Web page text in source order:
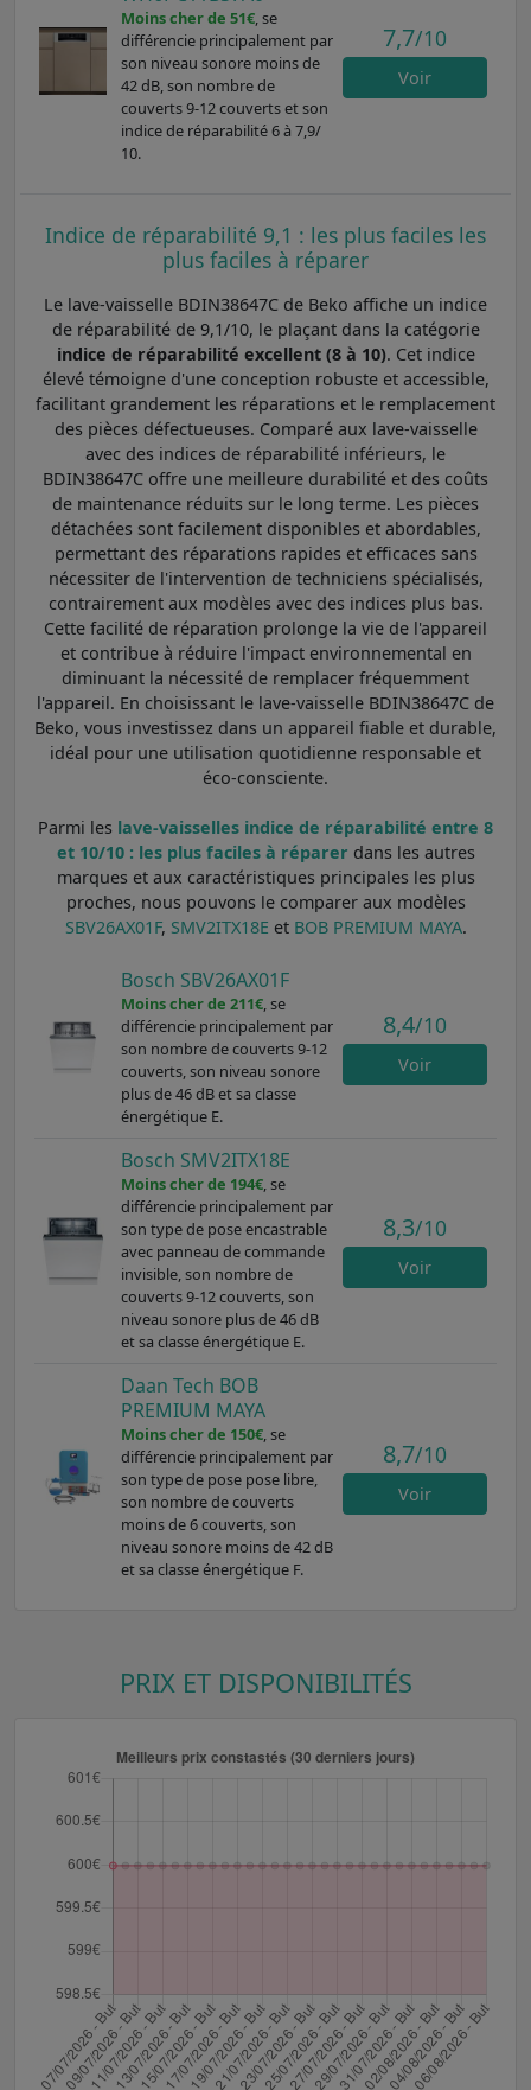
Moins cher de 51€, se
différencie principalement par
son niveau sonore moins de
42 dB, son nombre de
couverts 9-12 couverts et son
indice de réparabilité 6 à 7,9/
10.
7,7/10
Voir
Indice de réparabilité 9,1 : les plus faciles les
plus faciles à réparer
Le lave-vaisselle BDIN38647C de Beko affiche un indice
de réparabilité de 9,1/10, le plaçant dans la catégorie
indice de réparabilité excellent (8 à 10). Cet indice
élevé témoigne d'une conception robuste et accessible,
facilitant grandement les réparations et le remplacement
des pièces défectueuses. Comparé aux lave-vaisselle
avec des indices de réparabilité inférieurs, le
BDIN38647C offre une meilleure durabilité et des coûts
de maintenance réduits sur le long terme. Les pièces
détachées sont facilement disponibles et abordables,
permettant des réparations rapides et efficaces sans
nécessiter de l'intervention de techniciens spécialisés,
contrairement aux modèles avec des indices plus bas.
Cette facilité de réparation prolonge la vie de l'appareil
et contribue à réduire l'impact environnemental en
diminuant la nécessité de remplacer fréquemment
l'appareil. En choisissant le lave-vaisselle BDIN38647C de
Beko, vous investissez dans un appareil fiable et durable,
idéal pour une utilisation quotidienne responsable et
éco-consciente.
Parmi les lave-vaisselles indice de réparabilité entre 8
et 10/10 : les plus faciles à réparer dans les autres
marques et aux caractéristiques principales les plus
proches, nous pouvons le comparer aux modèles
SBV26AX01F, SMV2ITX18E et BOB PREMIUM MAYA.
Bosch SBV26AX01F
Moins cher de 211€, se
différencie principalement par
son nombre de couverts 9-12
couverts, son niveau sonore
plus de 46 dB et sa classe
énergétique E.
8,4/10
Voir
Bosch SMV2ITX18E
Moins cher de 194€, se
différencie principalement par
son type de pose encastrable
avec panneau de commande
invisible, son nombre de
couverts 9-12 couverts, son
niveau sonore plus de 46 dB
et sa classe énergétique E.
8,3/10
Voir
Daan Tech BOB
PREMIUM MAYA
Moins cher de 150€, se
différencie principalement par
son type de pose pose libre,
son nombre de couverts
moins de 6 couverts, son
niveau sonore moins de 42 dB
et sa classe énergétique F.
8,7/10
Voir
PRIX ET DISPONIBILITÉS